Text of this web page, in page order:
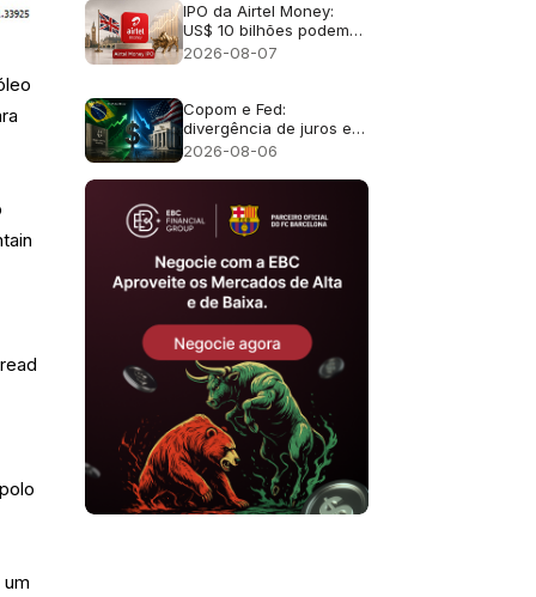
IPO da Airtel Money:
US$ 10 bilhões podem
torná-lo o maior IPO de
2026-08-07
Copom e Fed:
divergência de juros e
efeito no câmbio
2026-08-06